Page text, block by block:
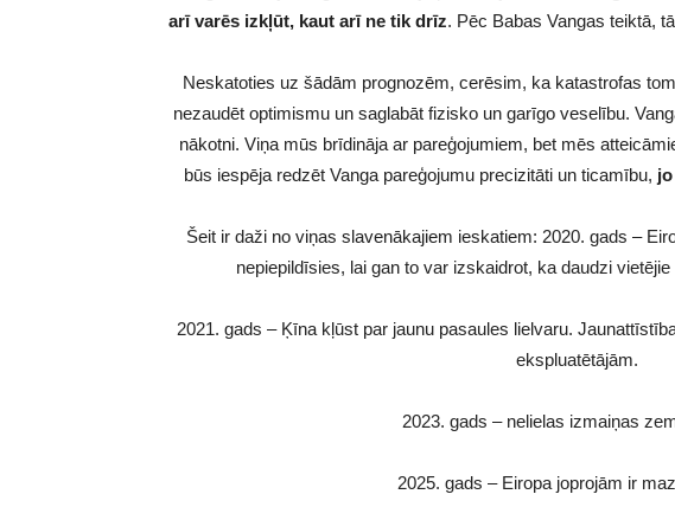
arī varēs izkļūt, kaut arī ne tik drīz. Pēc Babas Vangas teiktā,
Neskatoties uz šādām prognozēm, cerēsim, ka katastrofas
nezaudēt optimismu un saglabāt fizisko un garīgo veselību.
nākotni. Viņa mūs brīdināja ar pareģojumiem, bet mēs
būs iespēja redzēt Vanga pareģojumu precizitāti un ticamību,
Šeit ir daži no viņas slavenākajiem ieskatiem: 2020. gads –
nepiepildīsies, lai gan to var izskaidrot, ka daudzi
2021. gads – Ķīna kļūst par jaunu pasaules lielvaru.
ekspluatētājām.
2023. gads – nelielas izmaiņas
2025. gads – Eiropa joprojām ir